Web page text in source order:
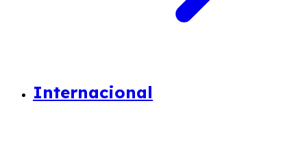
Internacional